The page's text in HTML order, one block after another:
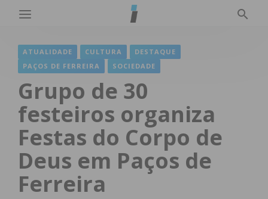
ATUALIDADE CULTURA
DESTAQUE
PAÇOS DE FERREIRA
SOCIEDADE
Grupo de 30
festeiros organiza
Festas do Corpo de
Deus em Paços de
Ferreira